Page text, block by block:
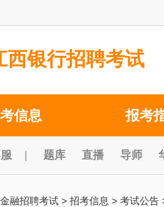
西银行招聘考试
信息 报考
| 题库 直播 导师
融招聘考试 > 招考信息 > 考试公告